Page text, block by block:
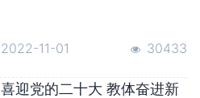
幕会
2022-11-01 30433
喜迎党的二十大 教体奋进新